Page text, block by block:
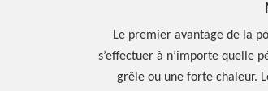
Le premier avantage de la
s’effectuer à n’importe quelle
grêle ou une forte chaleur.